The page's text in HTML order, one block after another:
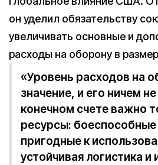
он уделил обязательству
увеличивать основные и
расходы на оборону в
«Уровень расходов на
значение, и его ничем
конечном счете важно
ресурсы: боеспособные
пригодные к
устойчивая логистика